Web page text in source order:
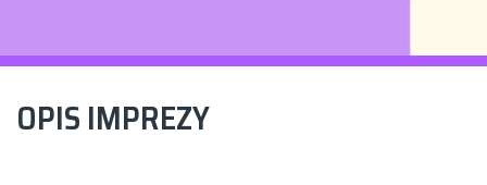
OPIS IMPREZY